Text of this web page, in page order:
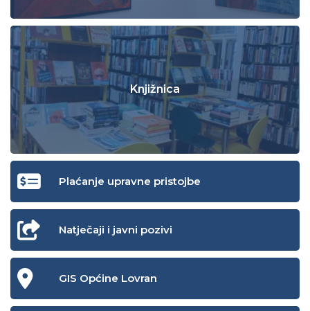
Knjižnica
Plaćanje upravne pristojbe
Natječaji i javni pozivi
GIS Općine Lovran